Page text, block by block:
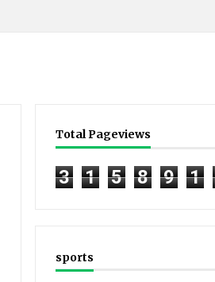
Total Pageviews
3 1 5 8 9 1
sports